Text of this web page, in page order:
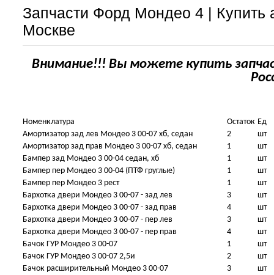
Запчасти Форд Мондео 4 | Купить
Москве
Внимание!!! Вы можете купить
Номенклатура Остаток Ед
Амортизатор зад лев Мондео 3 00-07 хб, седан
2
шт
Амортизатор зад прав Мондео 3 00-07 хб, седан
1
шт
Бампер зад Мондео 3 00-04 седан, хб
1
шт
Бампер пер Мондео 3 00-04 (ПТФ груглые)
1
шт
Бампер пер Мондео 3 рест
1
шт
Бархотка двери Мондео 3 00-07 - зад лев
3
шт
Бархотка двери Мондео 3 00-07 - зад прав
4
шт
Бархотка двери Мондео 3 00-07 - пер лев
3
шт
Бархотка двери Мондео 3 00-07 - пер прав
4
шт
Бачок ГУР Мондео 3 00-07
1
шт
Бачок ГУР Мондео 3 00-07 2,5и
2
шт
Бачок расширительный Мондео 3 00-07
3
шт